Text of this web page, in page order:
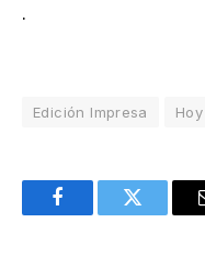
.
Edición Impresa Hoy
FacebookTwitter